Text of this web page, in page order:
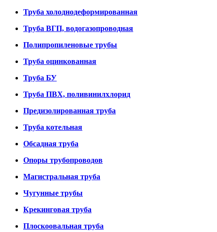
Труба холоднодеформированная
Труба ВГП, водогазопроводная
Полипропиленовые трубы
Труба оцинкованная
Труба БУ
Труба ПВХ, поливинилхлорид
Предизолированная труба
Труба котельная
Обсадная труба
Опоры трубопроводов
Магистральная труба
Чугунные трубы
Крекинговая труба
Плоскоовальная труба